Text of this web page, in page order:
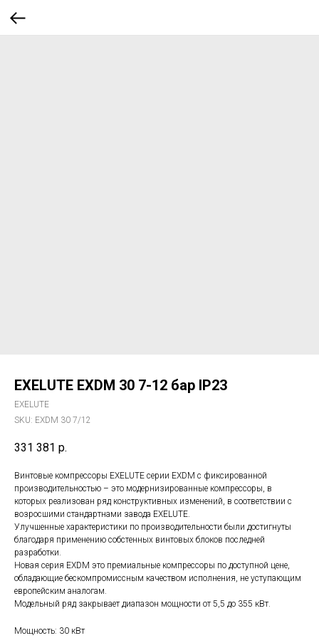
EXELUTE EXDM 30 7-12 бар IP23
EXELUTE
SKU: EXDM 30 7/12
331 381 р.
Винтовые компрессоры EXELUTE серии EXDM с фиксированной
производительностью – это модернизированные компрессоры, в
которых реализован ряд конструктивных изменений, в соответствии с
возросшими стандартнами завода EXELUTE.
Улучшенные характеристики по производительности были достигнуты
благодаря применению собстенных винтовых блоков последней
разработки.
Новая серия EXDM это премиальные компрессоры по доступной цене,
обладающие бескомпромиссным качеством исполнения, не уступающим
европейским аналогам.
Модельный ряд закрывает диапазон мощности от 5,5 до 355 кВт.
Мощность: 30 кВт